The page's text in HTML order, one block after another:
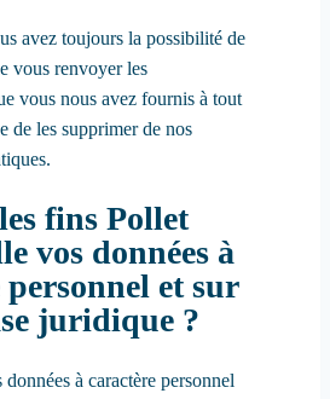
avez toujours la possibilité de
vous renvoyer les
vous nous avez fournis à tout
de les supprimer de nos
fins Pollet
vos données à
personnel et sur
juridique ?
à caractère personnel